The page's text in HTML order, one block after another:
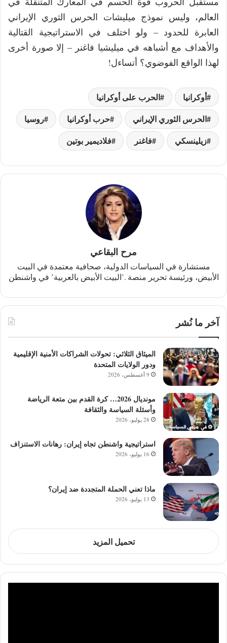
العالم، وليس نموذج ميليشات الحرس الثوري الإيراني
العابرة للحدود – ولو اختلف في الاستراتيجية القتالية
والأهداف مع أشباهه في ميليشيا فاغنر – إلا صورة أخرى
لهذا الواقع الفوضوي؟ أتساءل!
أوكرانيا
الحرب على أوكرانيا
الحرس الثوري الإيراني
حرب أوكرانيا
روسيا
زيلينسكي
فاغنر فلاديمير بوتين
مرح البقاعي
مستشارة في السياسات الدولية، صحافية معتمدة في البيت
الأبيض، ورئيسة تحرير منصة .’البيت الأبيض بالعربية’ في واشنطن
آخر ما نُشر
الميثاق الثلاثي: تحولات الشراكات الأمنية الإقليمية
ودور الولايات المتحدة
9 أغسطس، 2026
مونديال 2026… كرة القدم بين متعة الرياضة
وأسئلة السياسة والثقافة
28 يوليو، 2026
استراتيجية واشنطن تجاه إيران: رهانات الاستنزاف
16 يوليو، 2026
ماذا تعني الحملة المتجددة ضد إيران؟
13 يوليو، 2026
تحميل المزيد